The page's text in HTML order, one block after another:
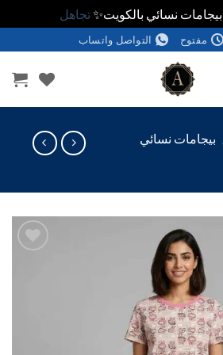
نسائي بالكويت✨تجاهل
التواصل واتساب
نسائي